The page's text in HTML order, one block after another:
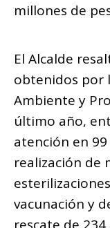
millones de
El Alcalde
obtenidos por
Ambiente y
último año,
atención en
realización de
vacunación y
rescate de